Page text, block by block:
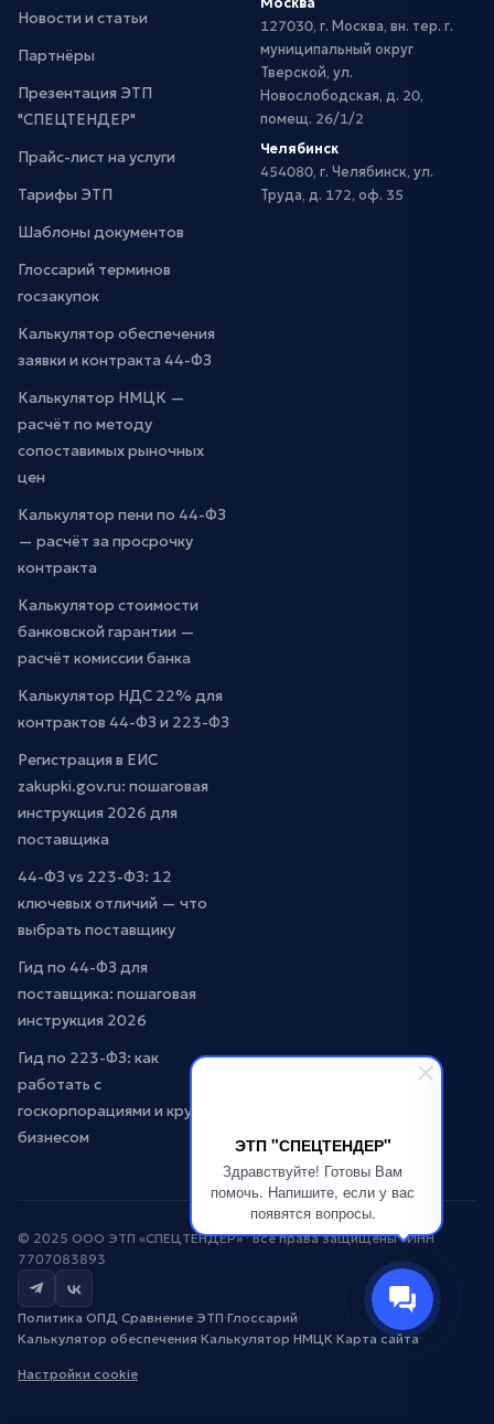
ЭТП "СПЕЦТЕНДЕР"
Здравствуйте! Готовы Вам
помочь. Напишите, если у вас
появятся вопросы.
Новости и статьи
Партнёры
Презентация ЭТП
"СПЕЦТЕНДЕР"
Прайс-лист на услуги
Тарифы ЭТП
Шаблоны документов
Глоссарий терминов
госзакупок
Калькулятор обеспечения
заявки и контракта 44-ФЗ
Калькулятор НМЦК —
расчёт по методу
сопоставимых рыночных
цен
Калькулятор пени по 44-ФЗ
— расчёт за просрочку
контракта
Калькулятор стоимости
банковской гарантии —
расчёт комиссии банка
Калькулятор НДС 22% для
контрактов 44-ФЗ и 223-ФЗ
Регистрация в ЕИС
zakupki.gov.ru: пошаговая
инструкция 2026 для
поставщика
44-ФЗ vs 223-ФЗ: 12
ключевых отличий — что
выбрать поставщику
Гид по 44-ФЗ для
поставщика: пошаговая
инструкция 2026
Гид по 223-ФЗ: как
работать с
госкорпорациями и крупным
бизнесом
127030, г. Москва, вн. тер. г.
муниципальный округ
Тверской, ул.
Новослободская, д. 20,
помещ. 26/1/2
Челябинск
454080, г. Челябинск, ул.
Труда, д. 172, оф. 35
© 2025 ООО ЭТП «СПЕЦТЕНДЕР» · Все права защищены · ИНН
7707083893
Политика ОПД·Сравнение ЭТП·Глоссарий·
Калькулятор обеспечения·Калькулятор НМЦК·Карта сайта·
Настройки cookie